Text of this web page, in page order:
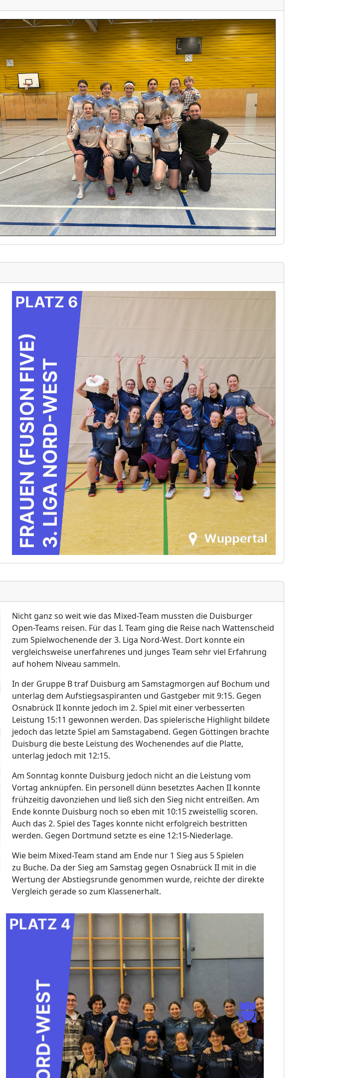
Nicht ganz so weit wie das Mixed-Team mussten die Duisburger
Open-Teams reisen. Für das I. Team ging die Reise nach Wattenscheid
zum Spielwochenende der 3. Liga Nord-West. Dort konnte ein
vergleichsweise unerfahrenes und junges Team sehr viel Erfahrung
auf hohem Niveau sammeln.
In der Gruppe B traf Duisburg am Samstagmorgen auf Bochum und
unterlag dem Aufstiegsaspiranten und Gastgeber mit 9:15. Gegen
Osnabrück II konnte jedoch im 2. Spiel mit einer verbesserten
Leistung 15:11 gewonnen werden. Das spielerische Highlight bildete
jedoch das letzte Spiel am Samstagabend. Gegen Göttingen brachte
Duisburg die beste Leistung des Wochenendes auf die Platte,
unterlag jedoch mit 12:15.
Am Sonntag konnte Duisburg jedoch nicht an die Leistung vom
Vortag anknüpfen. Ein personell dünn besetztes Aachen II konnte
frühzeitig davonziehen und ließ sich den Sieg nicht entreißen. Am
Ende konnte Duisburg noch so eben mit 10:15 zweistellig scoren.
Auch das 2. Spiel des Tages konnte nicht erfolgreich bestritten
werden. Gegen Dortmund setzte es eine 12:15-Niederlage.
Wie beim Mixed-Team stand am Ende nur 1 Sieg aus 5 Spielen
zu Buche. Da der Sieg am Samstag gegen Osnabrück II mit in die
Wertung der Abstiegsrunde genommen wurde, reichte der direkte
Vergleich gerade so zum Klassenerhalt.